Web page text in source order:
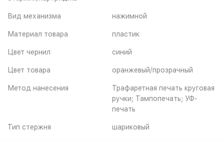
Вид механизма нажимной
Материал товара пластик
Цвет чернил синий
Цвет товара оранжевый/прозрачный
Метод нанесения
Трафаретная печать круговая
ручки; Тампопечать; УФ-
печать
Тип стержня шариковый